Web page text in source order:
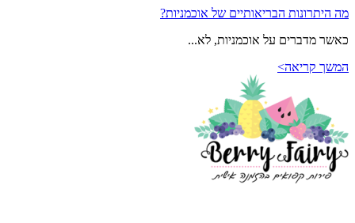
מה היתרונות הבריאותיים של אוכמניות?
כאשר מדברים על אוכמניות, לא...
המשך קריאה>